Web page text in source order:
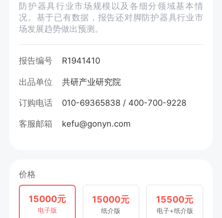
防护器具行业市场规模以及各细分领域基本情
况。基于已有数据，报告还对脚防护器具行业市
场发展趋势做出预测。
报告编号 R1941410
出品单位 共研产业研究院
订购电话 010-69365838 / 400-700-9228
客服邮箱 kefu@gonyn.com
价格
15000元
电子版
15000元
纸介版
15500元
电子+纸介版